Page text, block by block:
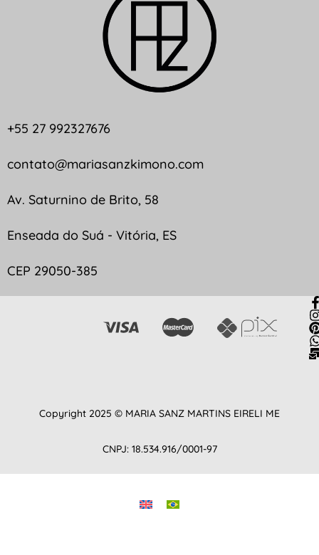
+55 27 992327676
contato@mariasanzkimono.com
Av. Saturnino de Brito, 58
Enseada do Suá - Vitória, ES
CEP 29050-385
Copyright 2025 © MARIA SANZ MARTINS EIRELI ME
CNPJ: 18.534.916/0001-97